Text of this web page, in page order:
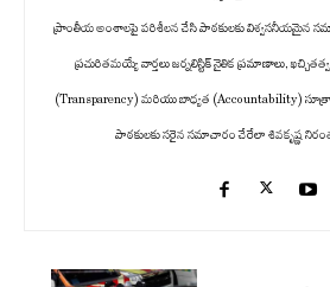
ప్రాంతీయ అంశాలపై పరిశీలన చేసి పాఠకులకు విశ్వసనీయమైన
ప్రచురితమయ్యే వార్తలు జర్నలిస్టిక్ నైతిక ప్రమాణాలు,
(Transparency) మరియు బాధ్యత (Accountability)
పాఠకులకు సరైన సమాచారం చేరేలా శివకృష్ణ